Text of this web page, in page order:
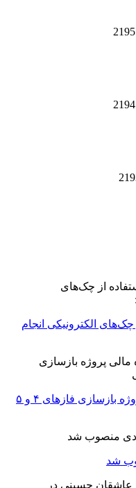
الکترونیکی انجام
بانک تجارت، تأمین‌کننده مالی پروژه بازسازی فازهای ۴ و ۵
شد